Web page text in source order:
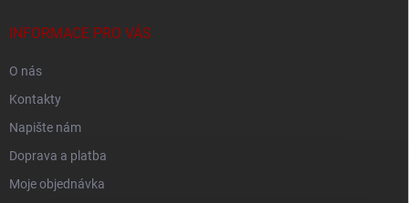
INFORMACE PRO VÁS
O nás
Kontakty
Napište nám
Doprava a platba
Moje objednávka